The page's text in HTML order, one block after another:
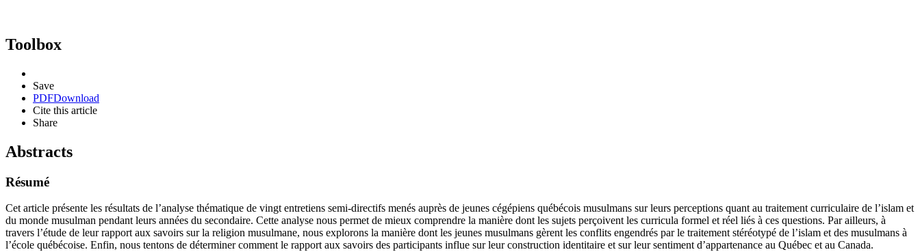
Toolbox
Save
PDFDownload
Cite this article
Share
Abstracts
Résumé
Cet article présente les résultats de l’analyse thématique de vingt entretiens semi-directifs menés auprès de jeunes cégépiens québécois musulmans sur leurs perceptions quant au traitement curriculaire de l’islam et
du monde musulman pendant leurs années du secondaire. Cette analyse nous permet de mieux comprendre la manière dont les sujets perçoivent les curricula formel et réel liés à ces questions. Par ailleurs, à
travers l’étude de leur rapport aux savoirs sur la religion musulmane, nous explorons la manière dont les jeunes musulmans gèrent les conflits engendrés par le traitement stéréotypé de l’islam et des musulmans à
l’école québécoise. Enfin, nous tentons de déterminer comment le rapport aux savoirs des participants influe sur leur construction identitaire et sur leur sentiment d’appartenance au Québec et au Canada.